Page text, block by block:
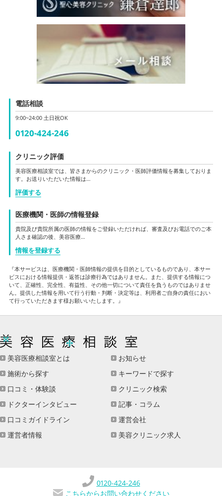
電話相談
9:00~24:00 土日祝OK
0120-424-246
クリニック評価
美容医療相談室では、皆さまからのクリニック・医師評価情報を募集しておりま
す。お送りいただいた情報は…
評価する
医療機関・医師の情報登録
貴院及び貴院所属の医師の情報をご登録いただければ、審査及びお電話でのご本
人さま確認の後、美容医療…
情報を登録する
『本サービスは、医療機関・医師情報の提供を目的としているものであり、本サー
ビスにおける情報提供・返答は診療行為ではありません。また、提供する情報につ
いて、正確性、完全性、有益性、その他一切について責任を負うものではありませ
ん。提供した情報を用いて行う行動・判断・決定等は、利用者ご自身の責任におい
て行っていただきます様お願いいたします。』
美容医療相談室とは
お知らせ
施術から探す
キーワードで探す
口コミ・体験談
クリニック検索
ドクターインタビュー
記事・コラム
口コミガイドライン
運営会社
運営者情報
美容クリニック求人
0120-424-246
こちらからお問い合わせください